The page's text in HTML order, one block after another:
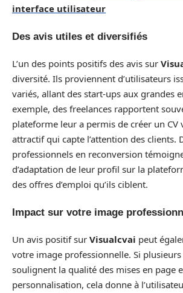
interface utilisateur
Des avis utiles et diversifiés
L’un des points positifs des avis sur
diversité. Ils proviennent d’utilisateurs
variés, allant des start-ups aux grandes
exemple, des freelances rapportent
plateforme leur a permis de créer un CV
attractif qui capte l’attention des clients.
professionnels en reconversion
d’adaptation de leur profil sur la
des offres d’emploi qu’ils ciblent.
Impact sur votre image
Un avis positif sur Visualcvai peut
votre image professionnelle. Si
soulignent la qualité des mises en page
personnalisation, cela donne à